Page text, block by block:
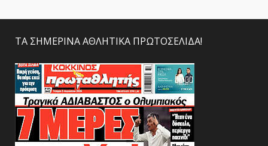
ΤΑ ΣΗΜΕΡΙΝΑ ΑΘΛΗΤΙΚΑ ΠΡΩΤΟΣΕΛΙΔΑ!